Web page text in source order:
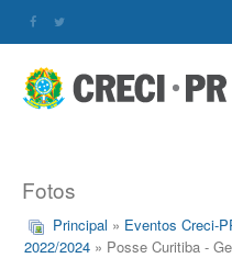
Fotos
Principal » Eventos Creci-
2022/2024 » Posse Curitiba -